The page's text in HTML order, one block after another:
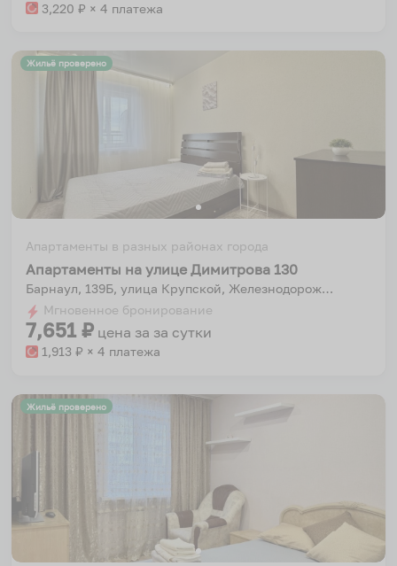
3,220 ₽ × 4 платежа
Жильё проверено
Апартаменты в разных районах города
Апартаменты на улице Димитрова 130
Барнаул, 139Б, улица Крупской, Железнодорожный район, Барнаул, городской округ Барнаул, Алтайский край, Сибирский федеральный округ, 656000, Россия
Мгновенное бронирование
7,651 ₽ цена за за сутки
1,913 ₽ × 4 платежа
Жильё проверено